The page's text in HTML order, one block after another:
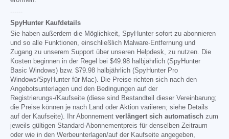
------
SpyHunter Kaufdetails
Sie haben außerdem die Möglichkeit, SpyHunter sofort zu abonnieren
und so alle Funktionen, einschließlich Malware-Entfernung und
Zugang zu unserem Support über unseren Helpdesk, zu nutzen. Die
Kosten beginnen in der Regel bei $49.98 halbjährlich (SpyHunter
Basic Windows) bzw. $79.98 halbjährlich (SpyHunter Pro
Windows/SpyHunter für Mac). Die Preise richten sich nach den
Angebotsunterlagen und den Bedingungen auf der
Registrierungs-/Kaufseite (diese sind Bestandteil dieser Vereinbarung;
die Preise können je nach Land oder Aktion variieren; siehe Details
auf der Kaufseite). Ihr Abonnement verlängert sich automatisch zum
jeweils gültigen Standard-Abonnementpreis für denselben Zeitraum
oder wie in den Werbeunterlagen/auf der Kaufseite angegeben,